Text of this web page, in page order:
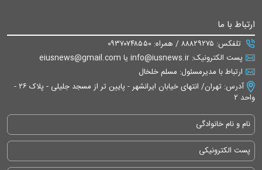
ارتباط با ما
تلفکس: ۸۸۸۲۹۲۷۵ / همراه: ۰۹۳۷۰۷۴۸۵۵۰
پست الکترونیک: info@iusnews.ir یا eiusnews@gmail.com
ارتباط با مدیرمسئول: مسلم خلخال
آدرس: تهران/ انتهای خیابان ایرانشهر - پایین تر از مسجد جلیلی - پلاک ۲۶ -
واحد ۲